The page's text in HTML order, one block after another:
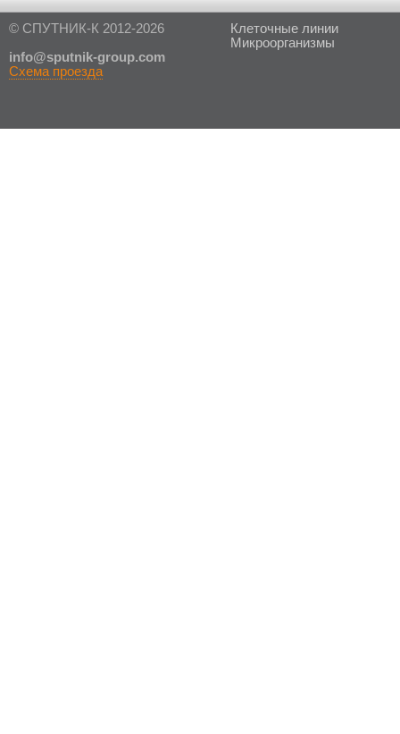
© СПУТНИК-К 2012-2026
info@sputnik-group.com
Схема проезда
Клеточные линии
Микроорганизмы